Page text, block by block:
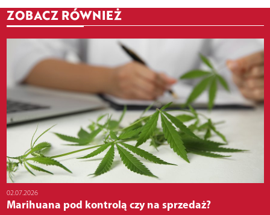
ZOBACZ RÓWNIEŻ
02.07.2026
Marihuana pod kontrolą czy na sprzedaż?